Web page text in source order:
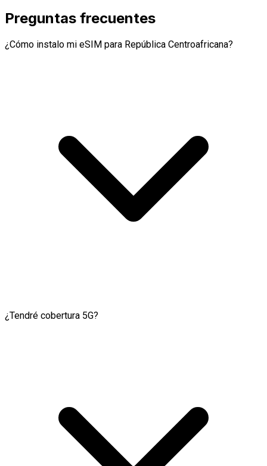
Preguntas frecuentes
¿Cómo instalo mi eSIM para República Centroafricana?
¿Tendré cobertura 5G?